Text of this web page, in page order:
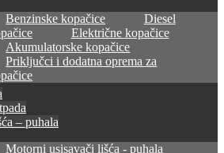
Benzinske kopačice
Diesel
Električne kopačice
Akumulatorske kopačice
Priključci i dodatna oprema za
– puhala
Motorni usisavači lišća - puhala